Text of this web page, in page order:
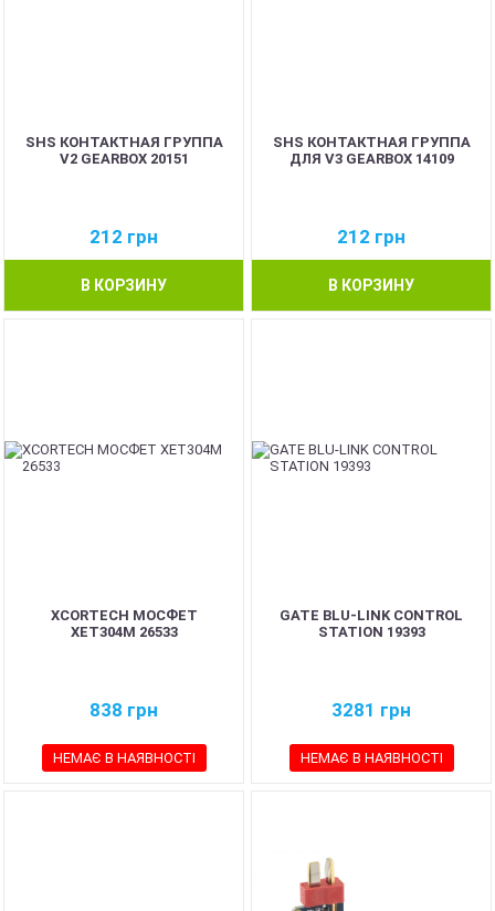
SHS КОНТАКТНАЯ ГРУППА
V2 GEARBOX 20151
212 грн
В КОРЗИНУ
SHS КОНТАКТНАЯ ГРУППА
ДЛЯ V3 GEARBOX 14109
212 грн
В КОРЗИНУ
XCORTECH МОСФЕТ
XET304Μ 26533
838 грн
НЕМАЄ В НАЯВНОСТІ
GATE BLU-LINK CONTROL
STATION 19393
3281 грн
НЕМАЄ В НАЯВНОСТІ